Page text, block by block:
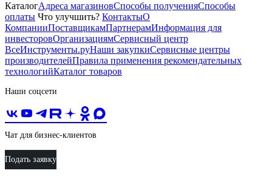
КаталогАдреса магазиновСпособы полученияСпособы
оплаты Что улучшить? КонтактыО
КомпанииПоставщикамПартнерамИнформация для
инвесторовОрганизациямСервисный центр
ВсеИнструменты.руНаши закупкиСервисные центры
производителейПравила применения рекомендательных
технологийКаталог товаров
Наши соцсети
Чат для бизнес-клиентов
Подать заявку